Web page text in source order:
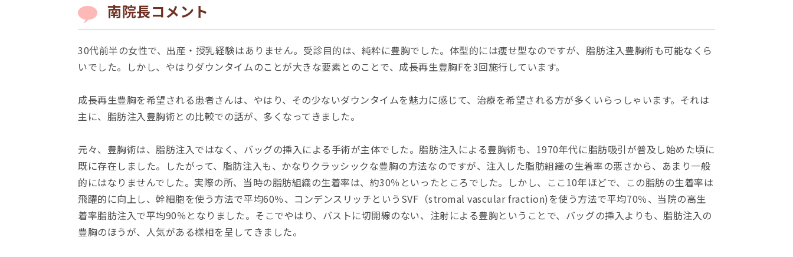
南院⻑コメント
30代前半の女性で、出産・授乳経験はありません。受診目的は、純粋に豊胸でした。体型的には痩せ型なのですが、脂肪注入豊胸術も可能なくら
いでした。しかし、やはりダウンタイムのことが大きな要素とのことで、成長再生豊胸Fを3回施行しています。
成長再生豊胸を希望される患者さんは、やはり、その少ないダウンタイムを魅力に感じて、治療を希望される方が多くいらっしゃいます。それは
主に、脂肪注入豊胸術との比較での話が、多くなってきました。
元々、豊胸術は、脂肪注入ではなく、バッグの挿入による手術が主体でした。脂肪注入による豊胸術も、1970年代に脂肪吸引が普及し始めた頃に
既に存在しました。したがって、脂肪注入も、かなりクラッシックな豊胸の方法なのですが、注入した脂肪組織の生着率の悪さから、あまり一般
的にはなりませんでした。実際の所、当時の脂肪組織の生着率は、約30％といったところでした。しかし、ここ10年ほどで、この脂肪の生着率は
飛躍的に向上し、幹細胞を使う方法で平均60％、コンデンスリッチというSVF（stromal vascular fraction)を使う方法で平均70％、当院の高生
着率脂肪注入で平均90％となりました。そこでやはり、バストに切開線のない、注射による豊胸ということで、バッグの挿入よりも、脂肪注入の
豊胸のほうが、人気がある様相を呈してきました。